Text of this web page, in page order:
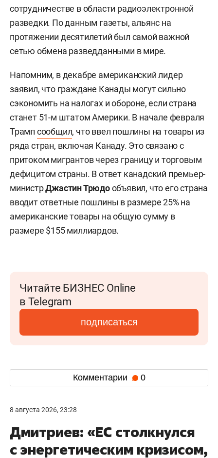
сотрудничестве в области радиоэлектронной
разведки. По данным газеты, альянс на
протяжении десятилетий был самой важной
сетью обмена разведданными в мире.
Напомним, в декабре американский лидер
заявил, что граждане Канады могут сильно
сэкономить на налогах и обороне, если страна
станет 51-м штатом Америки. В начале февраля
Трамп сообщил, что ввел пошлины на товары из
ряда стран, включая Канаду. Это связано с
притоком мигрантов через границу и торговым
дефицитом страны. В ответ канадский премьер-
министрДжастин Трюдообъявил, что его страна
вводит ответные пошлины в размере 25% на
американские товары на общую сумму в
размере $155 миллиардов.
Читайте БИЗНЕС Online
в Telegram
подписаться
Комментарии 0
8 августа 2026, 23:28
Дмитриев: «ЕС столкнулся
с энергетическим кризисом,